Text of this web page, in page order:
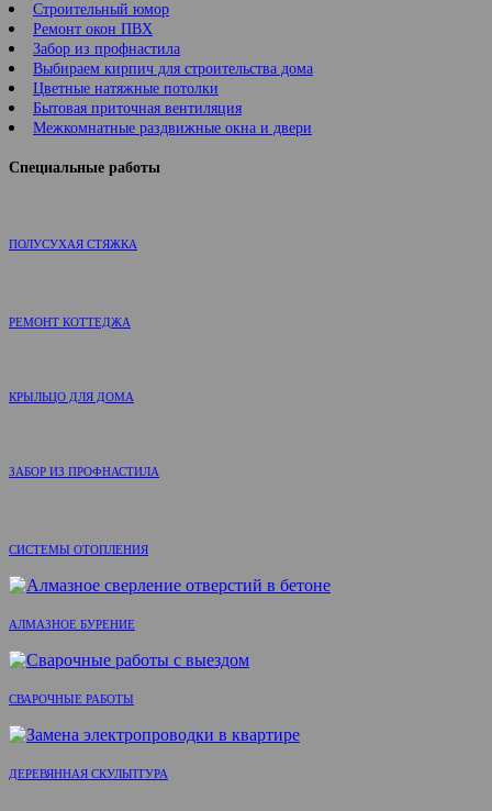
Строительный юмор
Ремонт окон ПВХ
Забор из профнастила
Выбираем кирпич для строительства дома
Цветные натяжные потолки
Бытовая приточная вентиляция
Межкомнатные раздвижные окна и двери
Специальные работы
ПОЛУСУХАЯ СТЯЖКА
РЕМОНТ КОТТЕДЖА
КРЫЛЬЦО ДЛЯ ДОМА
ЗАБОР ИЗ ПРОФНАСТИЛА
СИСТЕМЫ ОТОПЛЕНИЯ
АЛМАЗНОЕ БУРЕНИЕ
СВАРОЧНЫЕ РАБОТЫ
ДЕРЕВЯННАЯ СКУЛЬПТУРА